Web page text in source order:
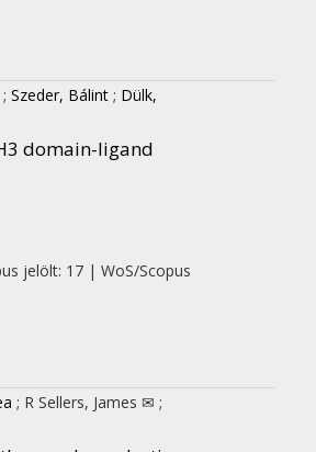
; Szeder, Bálint ; Dülk,
domain-ligand
jelölt: 17 | WoS/Scopus
; R Sellers, James ✉ ;